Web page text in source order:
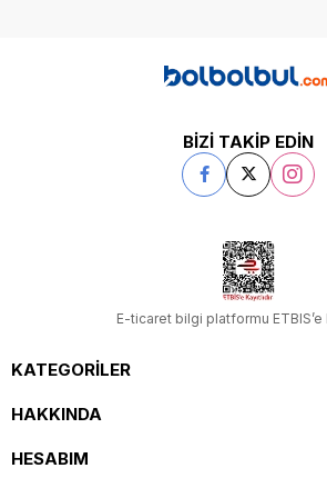
BİZİ TAKİP EDİN
E-ticaret bilgi platformu ETBIS’e
KATEGORİLER
HAKKINDA
HESABIM